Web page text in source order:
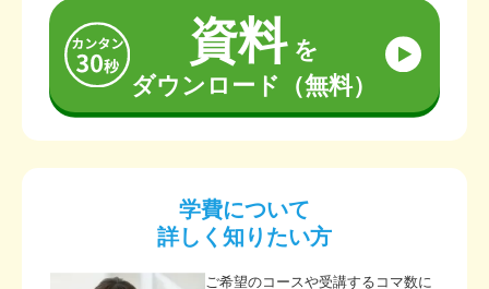
資料を
ダウンロード（無料）
学費について
詳しく知りたい方
ご希望のコースや受講するコマ数に